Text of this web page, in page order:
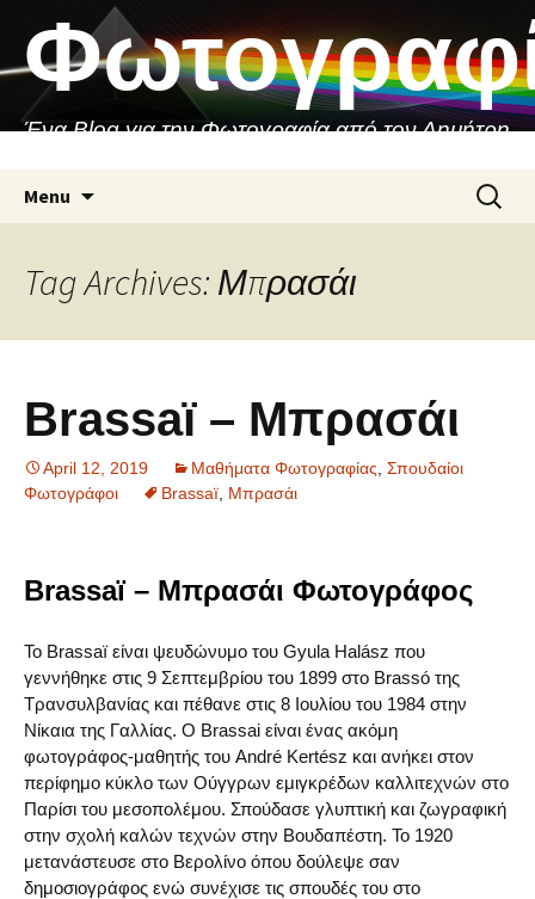
content
Ένα Blog για την Φωτογραφία από τον Δημήτρη
Menu
Search
for:
Tag Archives: Μπρασάι
Brassaï – Μπρασάι
April 12, 2019 Μαθήματα Φωτογραφίας Σπουδαίοι
Φωτογράφοι
Brassaï Μπρασάι
Brassaï – Μπρασάι Φωτογράφος
Το Brassaï είναι ψευδώνυμο του Gyula Halász που
γεννήθηκε στις 9 Σεπτεμβρίου του 1899 στο Brassó της
Τρανσυλβανίας και πέθανε στις 8 Ιουλίου του 1984 στην
Νίκαια της Γαλλίας. O Brassai είναι ένας ακόμη
φωτογράφος-μαθητής του André Kertész και ανήκει στον
περίφημο κύκλο των Ούγγρων εμιγκρέδων καλλιτεχνών στο
Παρίσι του μεσοπολέμου. Σπούδασε γλυπτική και ζωγραφική
στην σχολή καλών τεχνών στην Βουδαπέστη. Το 1920
μετανάστευσε στο Βερολίνο όπου δούλεψε σαν
δημοσιογράφος ενώ συνέχισε τις σπουδές του στο